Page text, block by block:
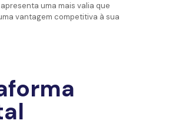
uma mais valia que
vantagem competitiva à sua